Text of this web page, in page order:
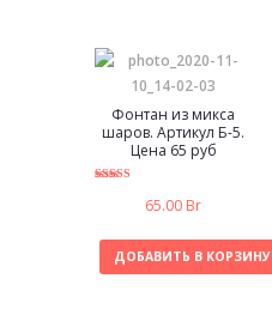
Фонтан из микса
шаров. Артикул Б-5.
Цена 65 руб
65.00 Br
ДОБАВИТЬ В КОРЗИНУ